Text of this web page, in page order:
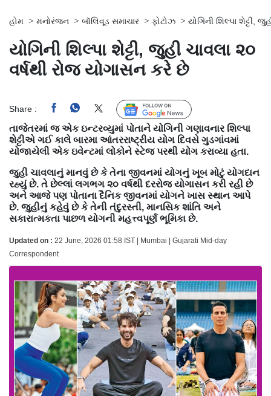
હોમ > મનોરંજન > બૉલિવૂડ સમાચાર > ફોટોઝ > યોગિની શિલ્પા શેટ્ટી,
યોગિની શિલ્પા શેટ્ટી, જુહી ચાવલા ૨૦
વર્ષથી રોજ યોગાસન કરે છે
Share : Follow Us
તાજેતરમાં જ એક ઇન્ટરવ્યુમાં પોતાને યોગિની ગણાવનાર શિલ્પા
શેટ્ટીએ ગઈ કાલે બારમા આંતરરાષ્ટ્રીય યોગ દિવસે ગુડગાંવમાં
યોજાયેલી એક ઇવેન્ટમાં લોકોને સ્ટેજ પરથી યોગ કરાવ્યા હતા.
જુહી ચાવલાનું માનવું છે કે તેના જીવનમાં યોગનું ખૂબ મોટું યોગદાન
રહ્યું છે. તે છેલ્લાં લગભગ ૨૦ વર્ષથી દરરોજ યોગાસન કરી રહી છે
અને આજે પણ પોતાના દૈનિક જીવનમાં યોગને ખાસ સ્થાન આપે
છે. જુહીનું કહેવું છે કે તેની તંદુરસ્તી, માનસિક શાંતિ અને
સકારાત્મકતા પાછળ યોગની મહત્ત્વપૂર્ણ ભૂમિકા છે.
Updated on : 22 June, 2026 01:58 IST | Mumbai | Gujarati Mid-day
Correspondent